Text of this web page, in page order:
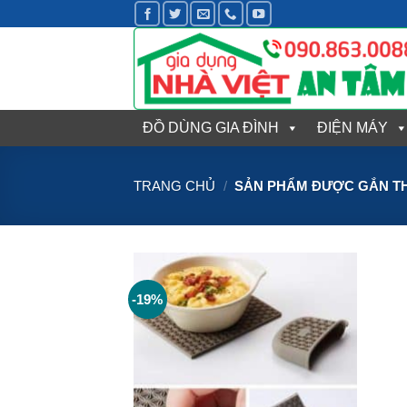
qua
ĐỒ DÙNG GIA ĐÌNH ĐIỆN MÁY
TRANG CHỦ / SẢN PHẨM ĐƯỢC GẮN
-19%